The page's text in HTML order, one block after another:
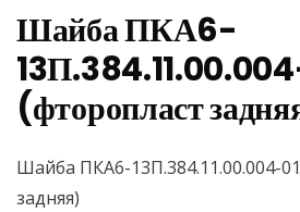
Шайба ПКА6-
(фторопласт
Шайба ПКА6-13П.384.11.00.004-
задняя)